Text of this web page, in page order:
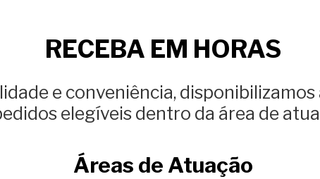
RECEBA EM HORAS
e conveniência, disponibilizamos
elegíveis dentro da área de
Áreas de Atuação